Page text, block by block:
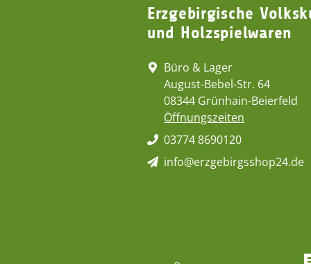
Erzgebirgische
und Holzspielwaren
Büro & Lager
August-Bebel-Str. 64
08344 Grünhain-Beierfeld
Öffnungszeiten
03774 8690120
info@erzgebirgsshop24.de